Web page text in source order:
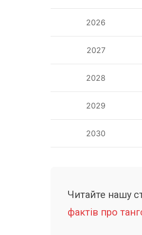
2026
2027
2028
2029
2030
Читайте нашу
фактів про